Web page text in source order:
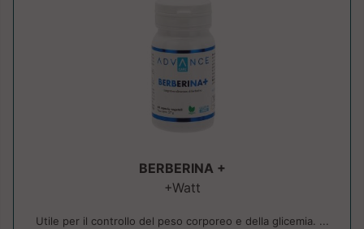
BERBERINA +
+Watt
Utile per il controllo del peso corporeo e della glicemia. ...